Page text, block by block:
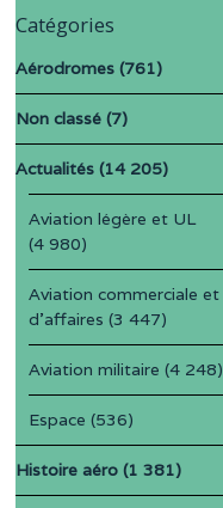
Catégories
Aérodromes (761)
Non classé (7)
Actualités (14 205)
Aviation légère et UL
(4 980)
Aviation commerciale et
d'affaires (3 447)
Aviation militaire (4 248)
Espace (536)
Histoire aéro (1 381)